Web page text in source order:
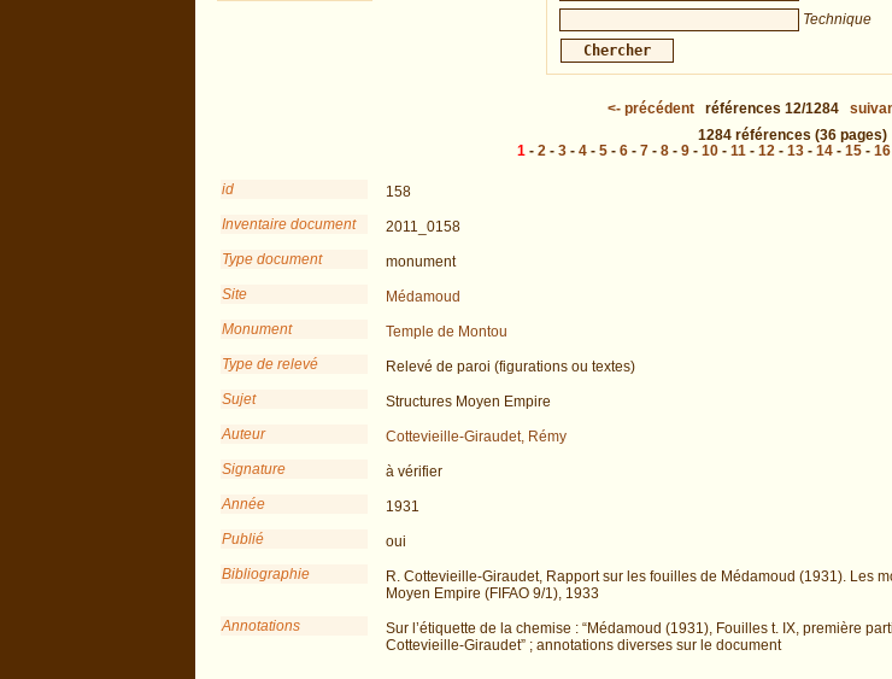
Technique
<- précédent références 12/1284
1284 références (36 pages)
1 - 2 - 3 - 4 - 5 - 6 - 7 - 8 - 9 - 10 - 11 - 12 - 13 - 14 - 15 - 16
id
158
Inventaire document
2011_0158
Type document
monument
Site
Médamoud
Monument
Temple de Montou
Type de relevé
Relevé de paroi (figurations ou textes)
Sujet
Structures Moyen Empire
Auteur
Cottevieille-Giraudet, Rémy
Signature
à vérifier
Année
1931
Publié
oui
Bibliographie
R. Cottevieille-Giraudet, Rapport sur les fouilles de Médamoud (1931). Les
Moyen Empire (FIFAO 9/1), 1933
Annotations
Sur l’étiquette de la chemise : “Médamoud (1931), Fouilles t. IX, première
Cottevieille-Giraudet” ; annotations diverses sur le document